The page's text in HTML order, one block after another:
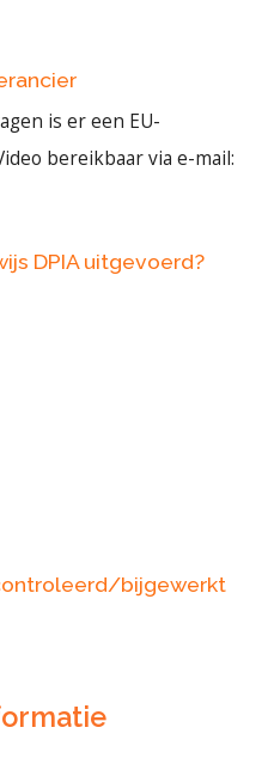
is er een EU-
bereikbaar via e-mail:
DPIA uitgevoerd?
bijgewerkt